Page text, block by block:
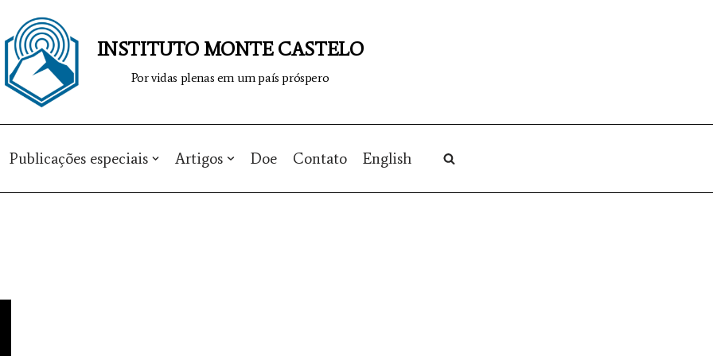
INSTITUTO MONTE CASTELO
Por vidas plenas em um país próspero
Publicações especiais Artigos Doe Contato English